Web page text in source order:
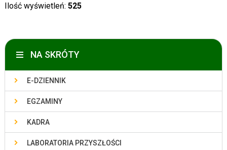
Ilość wyświetleń: 525
NA SKRÓTY
E-DZIENNIK
EGZAMINY
KADRA
LABORATORIA PRZYSZŁOŚCI